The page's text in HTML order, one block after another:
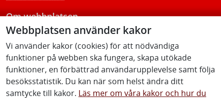
Webbplatsen använder kakor
Vi använder kakor (cookies) för att nödvändiga
funktioner på webben ska fungera, skapa utökade
funktioner, en förbättrad användarupplevelse samt följa
besöksstatistik. Du kan när som helst ändra ditt
samtycke till kakor. Läs mer om våra kakor och hur du
Om webbplatsen
Tillgänglighetsredogörelse
Följ oss